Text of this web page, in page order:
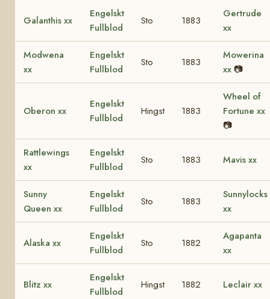
Galanthis xx
Engelskt
Fullblod
Sto 1883
Gertrude
xx
Modwena
xx
Engelskt
Fullblod
Sto 1883
Mowerina
xx 📷
Oberon xx
Engelskt
Fullblod
Hingst 1883
Wheel of
Fortune xx
📷
Rattlewings
xx
Engelskt
Fullblod
Sto 1883 Mavis xx
Sunny
Queen xx
Engelskt
Fullblod
Sto 1883
Sunnylocks
xx
Alaska xx
Engelskt
Fullblod
Sto 1882
Agapanta
xx
Blitz xx
Engelskt
Fullblod
Hingst 1882 Leclair xx